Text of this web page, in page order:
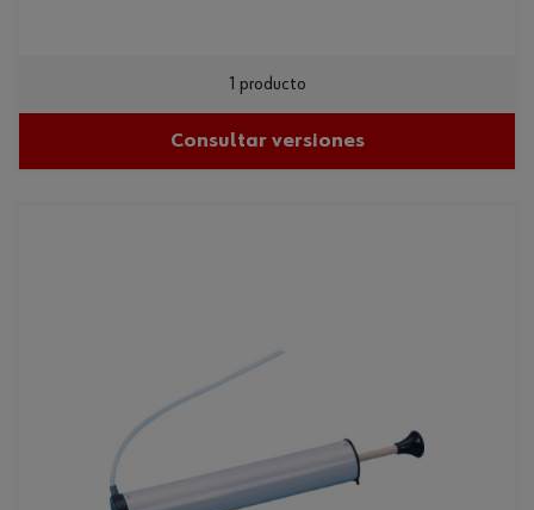
1 producto
Consultar versiones